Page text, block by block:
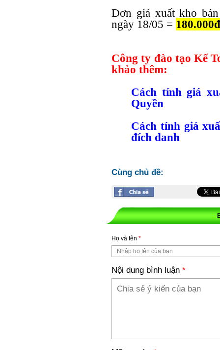
Đơn giá xuất kho
ngày 18/05 = 180.000
Công ty đào tạo Kế
khảo thêm:
Cách tính giá
Quyền
Cách tính giá
đích danh
Cùng chủ đề:
Họ và tên *
Nội dung bình luận *